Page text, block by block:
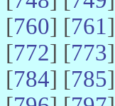
[760] [761
[772] [773
[784] [785